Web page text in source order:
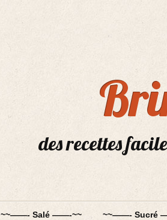
des recettes
~~——- Salé ——-~~ ~~——- Sucré